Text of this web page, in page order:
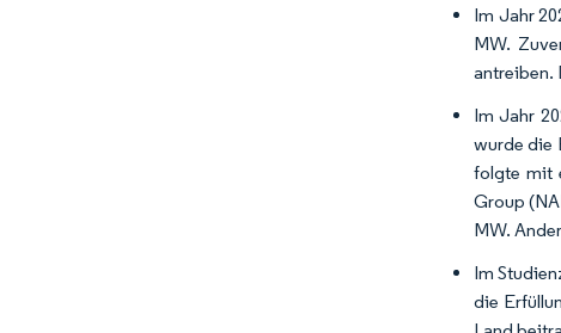
Im Jahr
MW.
antreiben.
Im Jahr
wurde die
folgte mit
Group
MW.
Im
die